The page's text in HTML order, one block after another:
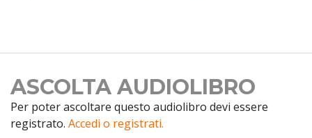
ASCOLTA AUDIOLIBRO
Per poter ascoltare questo audiolibro devi essere
registrato. Accedi o registrati.